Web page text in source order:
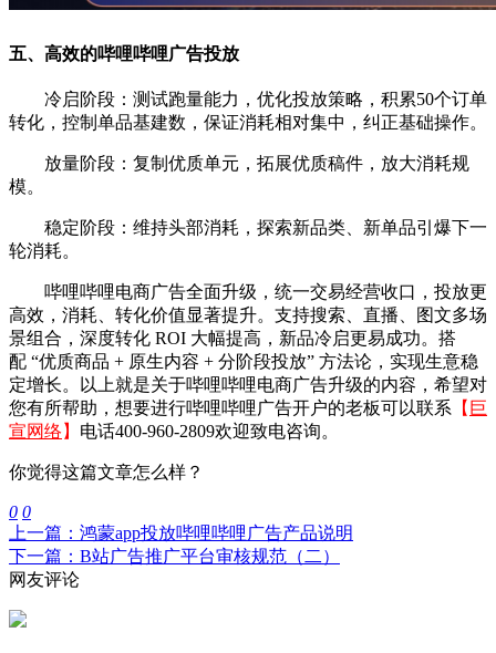
五、 高效的哔哩哔哩广告投放
冷启阶段：测试跑量能力，优化投放策略，积累50个订单
转化，控制单品基建数，保证消耗相对集中，纠正基础操作。
放量阶段：复制优质单元，拓展优质稿件，放大消耗规
模。
稳定阶段：维持头部消耗，探索新品类、新单品引爆下一
轮消耗。
哔哩哔哩电商广告全面升级，统一交易经营收口，投放更
高效，消耗、转化价值显著提升。支持搜索、直播、图文多场
景组合，深度转化 ROI 大幅提高，新品冷启更易成功。搭
配 “优质商品 + 原生内容 + 分阶段投放” 方法论，实现生意稳
定增长。以上就是关于哔哩哔哩电商广告升级的内容，希望对
您有所帮助，想要进行哔哩哔哩广告开户的老板可以联系 【 巨
宣网络】 电话400-960-2809欢迎致电咨询。
你觉得这篇文章怎么样？
0 0
上一篇：鸿蒙app投放哔哩哔哩广告产品说明
下一篇：B站广告推广平台审核规范（二）
网友评论